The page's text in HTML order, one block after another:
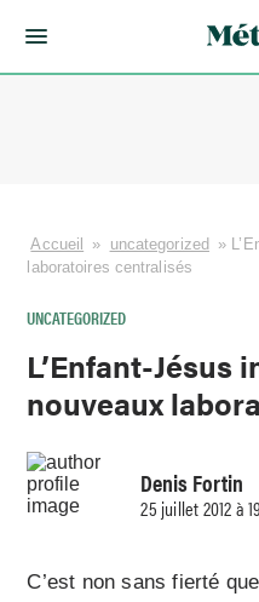
Accueil » uncategorized »
laboratoires centralisés
UNCATEGORIZED
L’Enfant-Jésus
nouveaux
Denis Fortin
25 juillet 2012 à
C’est non sans fierté